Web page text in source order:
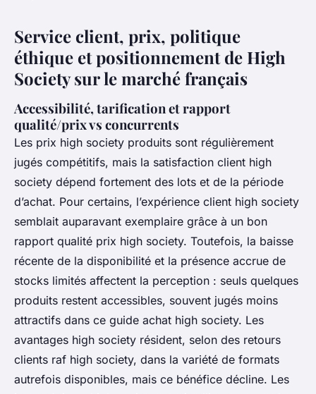
Service client, prix, politique
éthique et positionnement de High
Society sur le marché français
Accessibilité, tarification et rapport
qualité/prix vs concurrents
Les prix high society produits sont régulièrement
jugés compétitifs, mais la satisfaction client high
society dépend fortement des lots et de la période
d’achat. Pour certains, l’expérience client high society
semblait auparavant exemplaire grâce à un bon
rapport qualité prix high society. Toutefois, la baisse
récente de la disponibilité et la présence accrue de
stocks limités affectent la perception : seuls quelques
produits restent accessibles, souvent jugés moins
attractifs dans ce guide achat high society. Les
avantages high society résident, selon des retours
clients raf high society, dans la variété de formats
autrefois disponibles, mais ce bénéfice décline. Les